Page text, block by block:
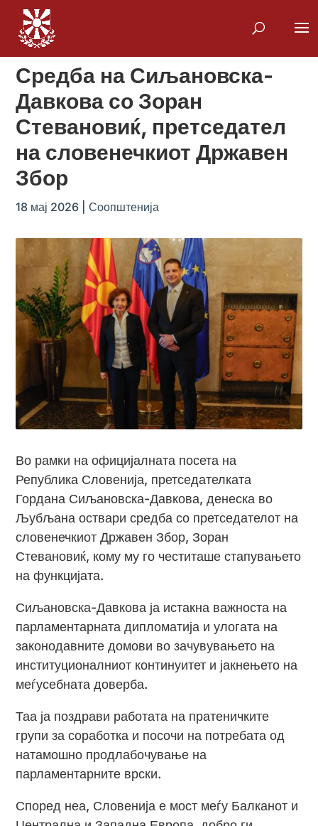
Средба на Сиљановска-
Давкова со Зоран
Стевановиќ, претседател
на словенечкиот Државен
Збор
18 мај 2026 |Соопштенија
Во рамки на официјалната посета на
Република Словенија, претседателката
Гордана Сиљановска-Давкова, денеска во
Љубљана оствари средба со претседателот на
словенечкиот Државен Збор, Зоран
Стевановиќ, кому му го честиташе стапувањето
на функцијата.
Сиљановска-Давкова ја истакна важноста на
парламентарната дипломатија и улогата на
законодавните домови во зачувувањето на
институционалниот континуитет и јакнењето на
меѓусебната доверба.
Таа ја поздрави работата на пратеничките
групи за соработка и посочи на потребата од
натамошно продлабочување на
парламентарните врски.
Според неа, Словенија е мост меѓу Балканот и